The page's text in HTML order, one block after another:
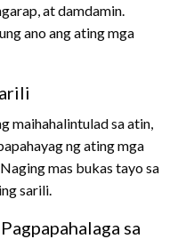
at damdamin.
ano ang ating mga
maihahalintulad sa atin,
ng ating mga
mas bukas tayo sa
sarili.
sa